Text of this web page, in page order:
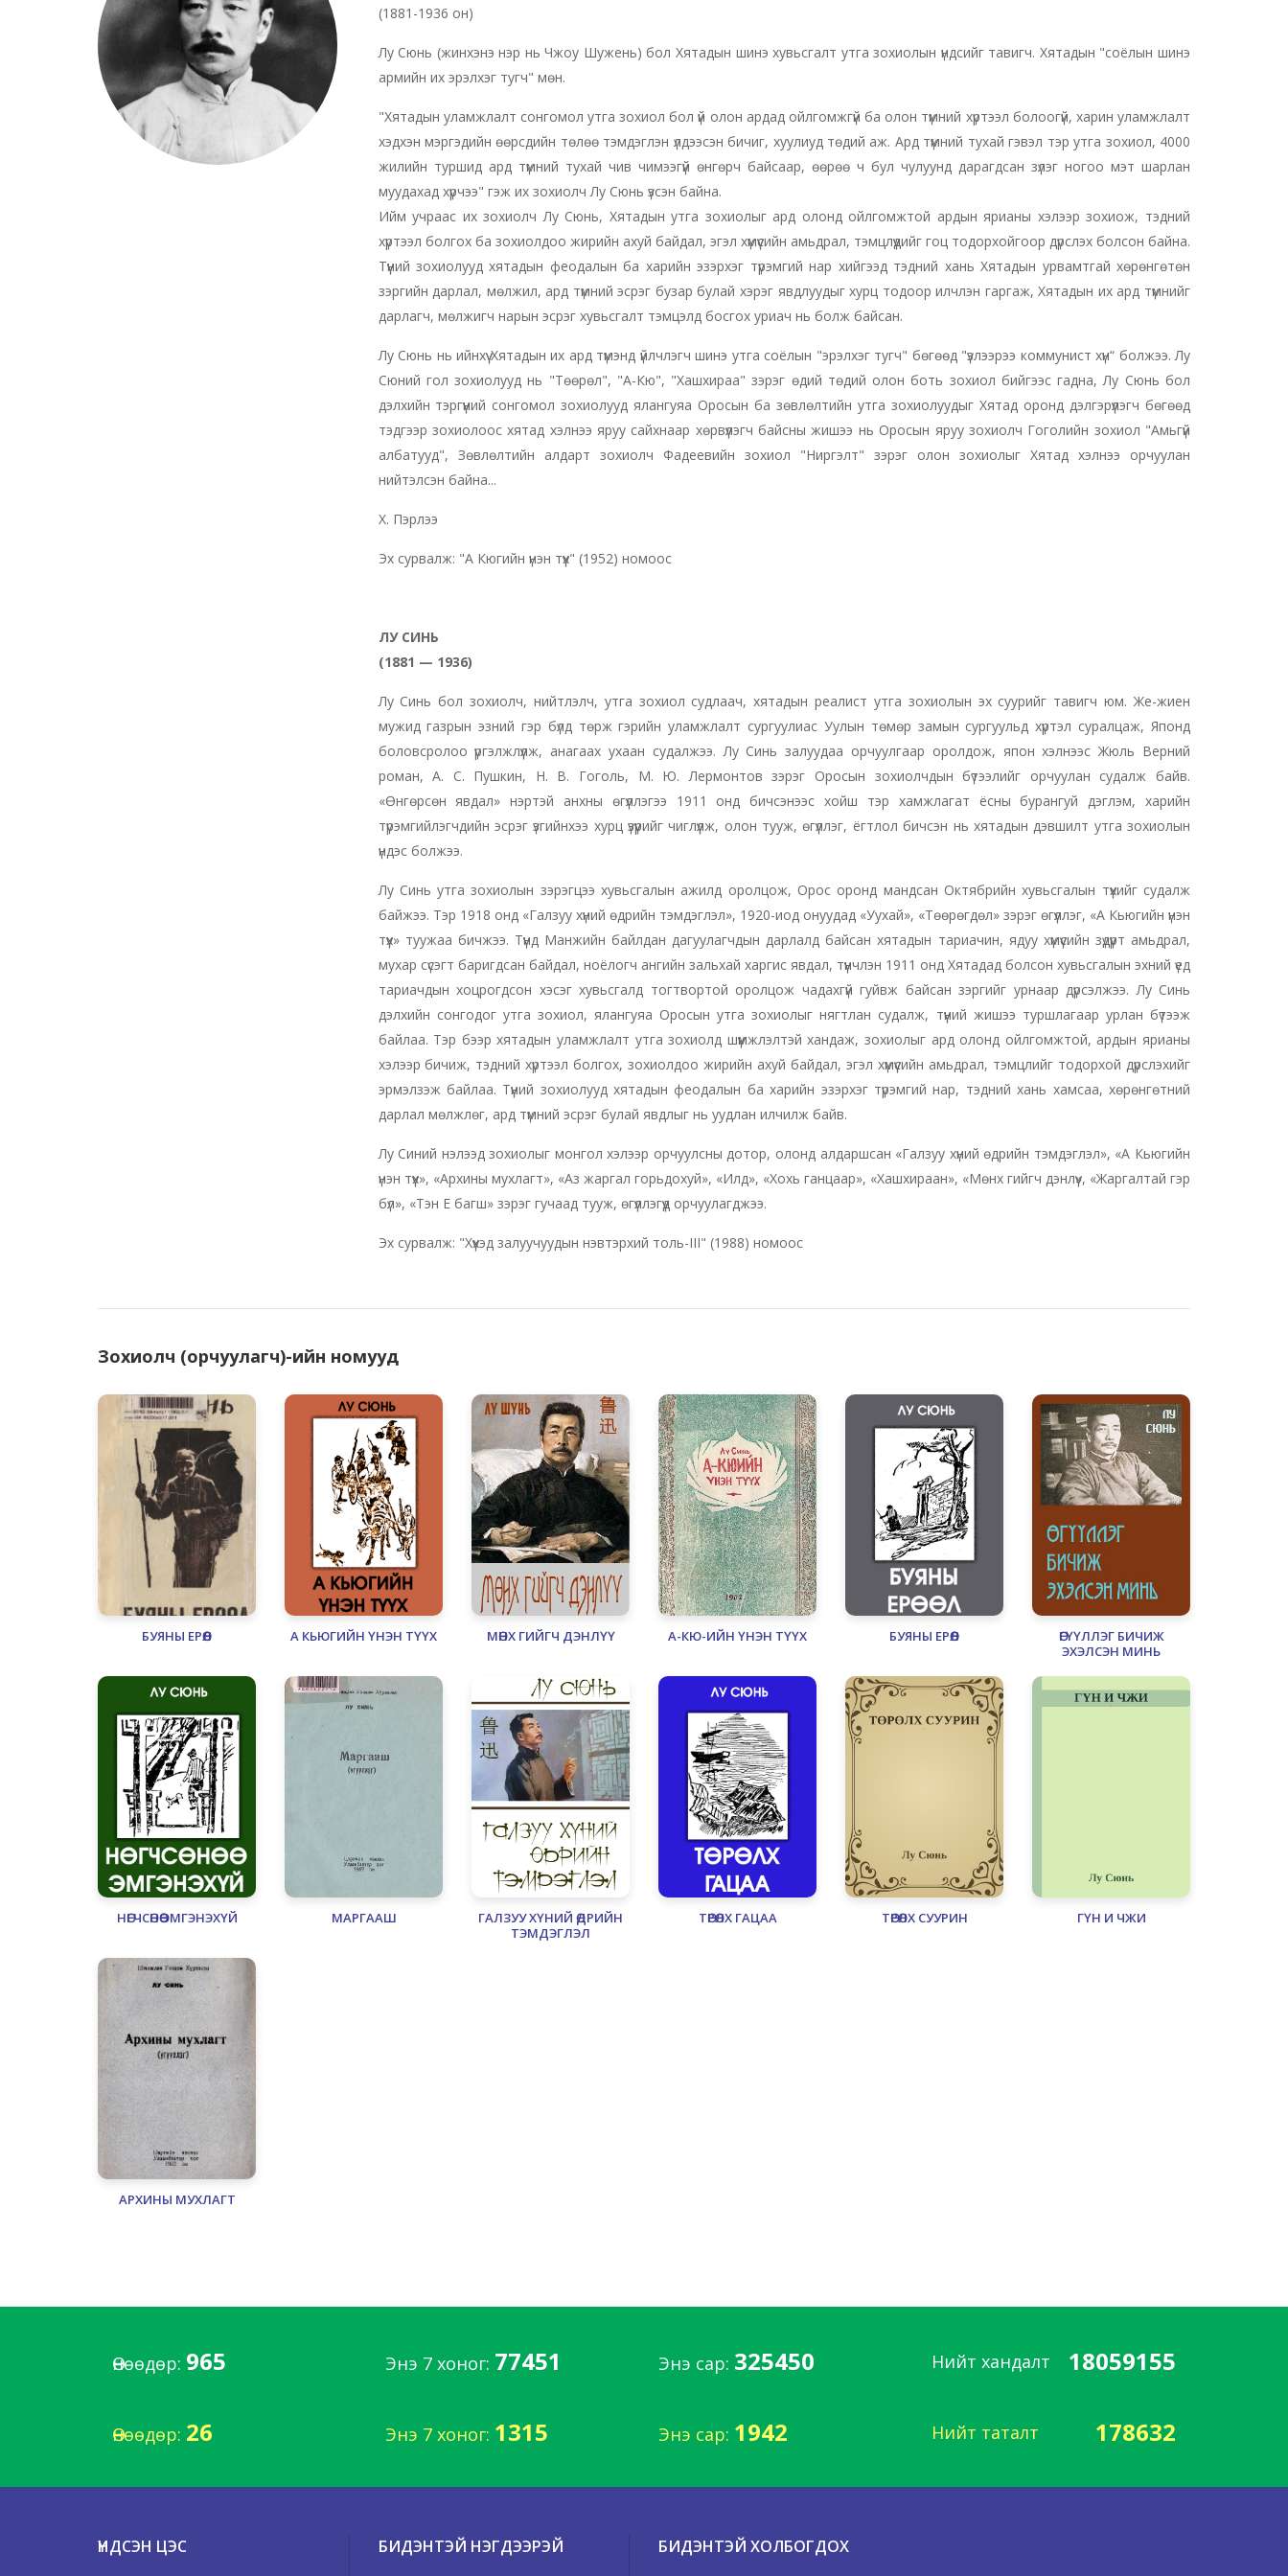
(1881-1936 он)
Лу Сюнь (жинхэнэ нэр нь Чжоу Шужень) бол Хятадын шинэ хувьсгалт утга зохиолын үндсийг тавигч. Хятадын "соёлын шинэ
армийн их эрэлхэг тугч" мөн.
"Хятадын уламжлалт сонгомол утга зохиол бол үй олон ардад ойлгомжгүй ба олон түмний хүртээл болоогүй, харин уламжлалт
хэдхэн мэргэдийн өөрсдийн төлөө тэмдэглэн үлдээсэн бичиг, хуулиуд төдий аж. Ард түмний тухай гэвэл тэр утга зохиол, 4000
жилийн туршид ард түмний тухай чив чимээгүй өнгөрч байсаар, өөрөө ч бул чулуунд дарагдсан зүлэг ногоо мэт шарлан
муудахад хүрчээ" гэж их зохиолч Лу Сюнь үзсэн байна.
Ийм учраас их зохиолч Лу Сюнь, Хятадын утга зохиолыг ард олонд ойлгомжтой ардын ярианы хэлээр зохиож, тэдний
хүртээл болгох ба зохиолдоо жирийн ахуй байдал, эгэл хүмүүсийн амьдрал, тэмцлүүдийг гоц тодорхойгоор дүрслэх болсон байна.
Түүний зохиолууд хятадын феодалын ба харийн эзэрхэг түрэмгий нар хийгээд тэдний хань Хятадын урвамтгай хөрөнгөтөн
зэргийн дарлал, мөлжил, ард түмний эсрэг бузар булай хэрэг явдлуудыг хурц тодоор илчлэн гаргаж, Хятадын их ард түмнийг
дарлагч, мөлжигч нарын эсрэг хувьсгалт тэмцэлд босгох уриач нь болж байсан.
Лу Сюнь нь ийнхүү Хятадын их ард түмэнд үйлчлэгч шинэ утга соёлын "эрэлхэг тугч" бөгөөд "үзлээрээ коммунист хүн“ болжээ. Лу
Сюний гол зохиолууд нь "Төөрөл", "А-Кю", "Хашхираа" зэрэг өдий төдий олон боть зохиол бийгээс гадна, Лу Сюнь бол
дэлхийн тэргүүний сонгомол зохиолууд ялангуяа Оросын ба зөвлөлтийн утга зохиолуудыг Хятад оронд дэлгэрүүлэгч бөгөөд
тэдгээр зохиолоос хятад хэлнээ яруу сайхнаар хөрвүүлэгч байсны жишээ нь Оросын яруу зохиолч Гоголийн зохиол "Амьгүй
албатууд", Зөвлөлтийн алдарт зохиолч Фадеевийн зохиол "Ниргэлт" зэрэг олон зохиолыг Хятад хэлнээ орчуулан
нийтэлсэн байна...
Х. Пэрлээ
Эх сурвалж: "А Кюгийн үнэн түүх" (1952) номоос
ЛУ СИНЬ
(1881 — 1936)
Лу Синь бол зохиолч, нийтлэлч, утга зохиол судлаач, хятадын реалист утга зохиолын эх суурийг тавигч юм. Же-жиен
мужид газрын эзний гэр бүлд төрж гэрийн уламжлалт сургуулиас Уулын төмөр замын сургуульд хүртэл суралцаж, Японд
боловсролоо үргэлжлүүлж, анагаах ухаан судалжээ. Лу Синь залуудаа орчуулгаар оролдож, япон хэлнээс Жюль Верний
роман, А. С. Пушкин, Н. В. Гоголь, М. Ю. Лермонтов зэрэг Оросын зохиолчдын бүтээлийг орчуулан судалж байв.
«Өнгөрсөн явдал» нэртэй анхны өгүүллэгээ 1911 онд бичсэнээс хойш тэр хамжлагат ёсны бурангуй дэглэм, харийн
түрэмгийлэгчдийн эсрэг үзгийнхээ хурц үзүүрийг чиглүүлж, олон тууж, өгүүллэг, ёгтлол бичсэн нь хятадын дэвшилт утга зохиолын
үндэс болжээ.
Лу Синь утга зохиолын зэрэгцээ хувьсгалын ажилд оролцож, Орос оронд мандсан Октябрийн хувьсгалын түүхийг судалж
байжээ. Тэр 1918 онд «Галзуу хүний өдрийн тэмдэглэл», 1920-иод онуудад «Уухай», «Төөрөгдөл» зэрэг өгүүллэг, «А Кьюгийн үнэн
түүх» туужаа бичжээ. Түүнд Манжийн байлдан дагуулагчдын дарлалд байсан хятадын тариачин, ядуу хүмүүсийн зүдүүрт амьдрал,
мухар сүсэгт баригдсан байдал, ноёлогч ангийн зальхай харгис явдал, түүнчлэн 1911 онд Хятадад болсон хувьсгалын эхний үед
тариачдын хоцрогдсон хэсэг хувьсгалд тогтвортой оролцож чадахгүй гуйвж байсан зэргийг урнаар дүрсэлжээ. Лу Синь
дэлхийн сонгодог утга зохиол, ялангуяа Оросын утга зохиолыг нягтлан судалж, түүний жишээ туршлагаар урлан бүтээж
байлаа. Тэр бээр хятадын уламжлалт утга зохиолд шүүмжлэлтэй хандаж, зохиолыг ард олонд ойлгомжтой, ардын ярианы
хэлээр бичиж, тэдний хүртээл болгох, зохиолдоо жирийн ахуй байдал, эгэл хүмүүсийн амьдрал, тэмцлийг тодорхой дүрслэхийг
эрмэлзэж байлаа. Түүний зохиолууд хятадын феодалын ба харийн эзэрхэг түрэмгий нар, тэдний хань хамсаа, хөрөнгөтний
дарлал мөлжлөг, ард түмний эсрэг булай явдлыг нь уудлан илчилж байв.
Лу Синий нэлээд зохиолыг монгол хэлээр орчуулсны дотор, олонд алдаршсан «Галзуу хүний өдрийн тэмдэглэл», «А Кьюгийн
үнэн түүх», «Архины мухлагт», «Аз жаргал горьдохуй», «Илд», «Хохь ганцаар», «Хашхираан», «Мөнх гийгч дэнлүү», «Жаргалтай гэр
бүл», «Тэн Е багш» зэрэг гучаад тууж, өгүүллэгүүд орчуулагджээ.
Эх сурвалж: "Хүүхэд залуучуудын нэвтэрхий толь-III" (1988) номоос
Зохиолч (орчуулагч)-ийн номууд
БУЯНЫ ЕРӨӨЛ А КЬЮГИЙН ҮНЭН ТҮҮХ МӨНХ ГИЙГЧ ДЭНЛҮҮ А-КЮ-ИЙН ҮНЭН ТҮҮХ БУЯНЫ ЕРӨӨЛ
ӨГҮҮЛЛЭГ БИЧИЖ
ЭХЭЛСЭН МИНЬ
НӨГЧСӨНӨӨ ЭМГЭНЭХҮЙ МАРГААШ
ГАЛЗУУ ХҮНИЙ ӨДРИЙН
ТЭМДЭГЛЭЛ
ТӨРӨЛХ ГАЦАА ТӨРӨЛХ СУУРИН ГҮН И ЧЖИ
АРХИНЫ МУХЛАГТ
Өнөөдөр: 965 Энэ 7 хоног: 77451 Энэ сар: 325450 Нийт хандалт 18059155
Өнөөдөр: 26 Энэ 7 хоног: 1315 Энэ сар: 1942 Нийт таталт 178632
ҮНДСЭН ЦЭС БИДЭНТЭЙ НЭГДЭЭРЭЙ БИДЭНТЭЙ ХОЛБОГДОХ